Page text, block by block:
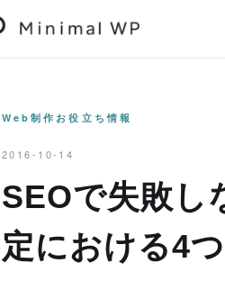
Web制作お役立ち情報
2016-10-14
SEOで失敗し
定における4